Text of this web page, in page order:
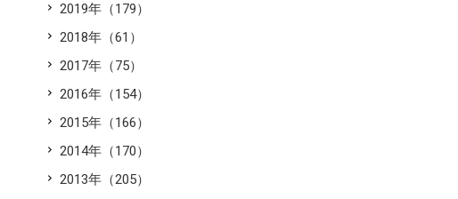
2019年（179）
2018年（61）
2017年（75）
2016年（154）
2015年（166）
2014年（170）
2013年（205）